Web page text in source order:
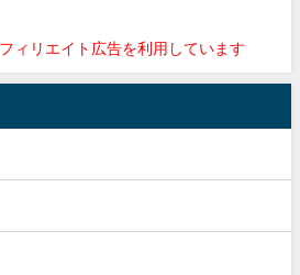
ィリエイト広告を利用しています